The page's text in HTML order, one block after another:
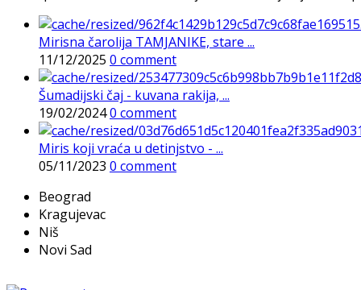
Mirisna čarolija TAMJANIKE, stare ...
11/12/2025 0 comment
Šumadijski čaj - kuvana rakija, ...
19/02/20240 comment
Miris koji vraća u detinjstvo - ...
05/11/2023 0 comment
Beograd
Kragujevac
Niš
Novi Sad